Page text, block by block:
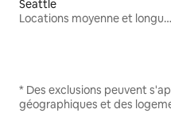
Seattle
Locations moyenne et longue durée
* Des exclusions peuvent
géographiques et des